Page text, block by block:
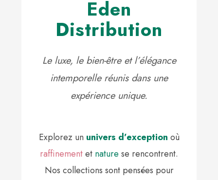
Eden
Distribution
Le luxe, le bien-être et l’élégance
intemporelle réunis dans une
expérience unique.
Explorez un univers d’exception où
raffinementet nature se rencontrent.
Nos collections sont pensées pour